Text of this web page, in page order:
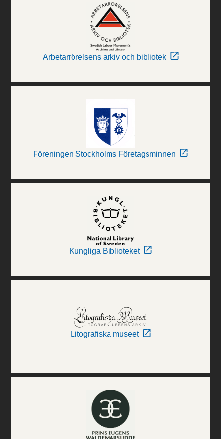
Arbetarrörelsens arkiv och bibliotek
Föreningen Stockholms Företagsminnen
Kungliga Biblioteket
Litografiska museet